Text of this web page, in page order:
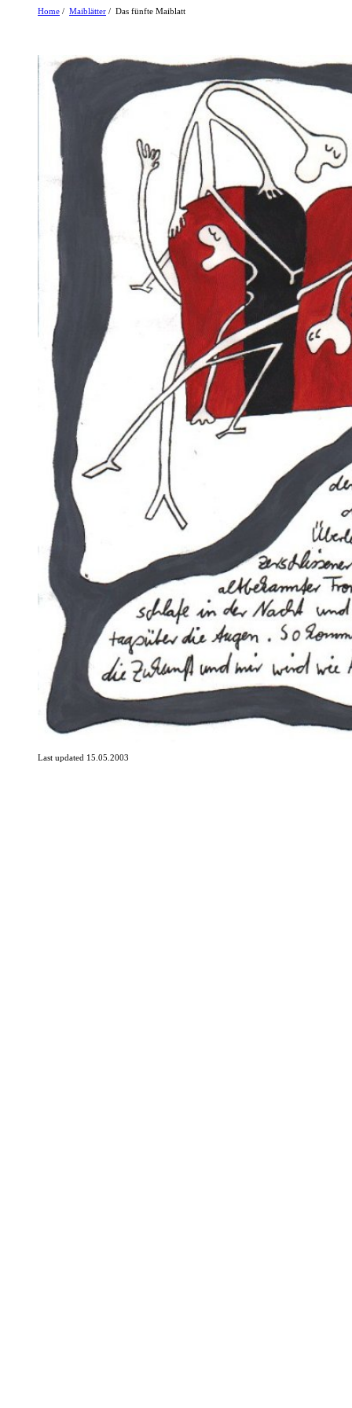
Home / Maiblätter / Das fünfte Maiblatt
Last updated 15.05.2003